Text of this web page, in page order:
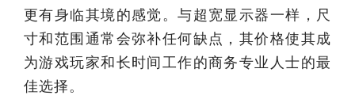
更有身临其境的感觉。与超宽显示器一样，尺
寸和范围通常会弥补任何缺点，其价格使其成
为游戏玩家和长时间工作的商务专业人士的最
佳选择。